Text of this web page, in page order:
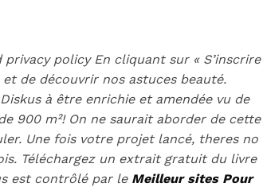
policy En cliquant sur « S’inscrire
de découvrir nos astuces beauté.
à être enrichie et amendée vu de
900 m²! On ne saurait aborder de cette
Une fois votre projet lancé, theres no
Téléchargez un extrait gratuit du livre
est contrôlé par le Meilleur sites Pour